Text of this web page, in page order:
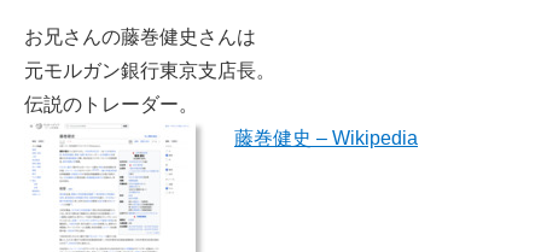
お兄さんの藤巻健史さんは
元モルガン銀行東京支店長。
伝説のトレーダー。
藤巻健史 – Wikipedia